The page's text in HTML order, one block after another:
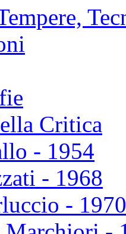
Critica
- 1954
- 1968
- 1970